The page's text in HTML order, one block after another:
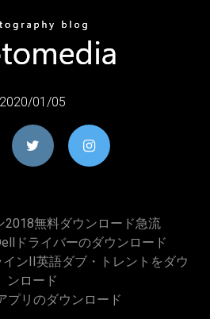
2020/01/05
2018無料ダウンロード急流
ドライバーのダウンロード
ンII英語ダブ・トレントをダウ
ンロード
プリのダウンロード